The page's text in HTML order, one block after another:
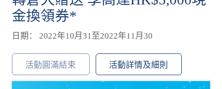
金換領券*
日期： 2022年10月31至2022年11月30
活動圓滿結束 活動詳情及細則